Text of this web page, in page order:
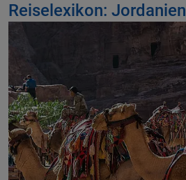
Reiselexikon: Jordanien